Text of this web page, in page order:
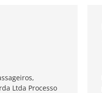
Ltda Processo